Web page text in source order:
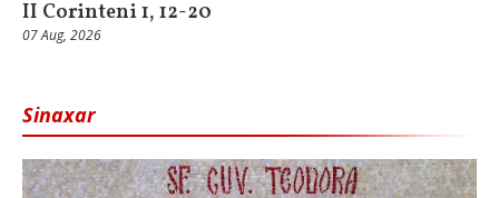
II Corinteni 1, 12-20
07 Aug, 2026
Sinaxar